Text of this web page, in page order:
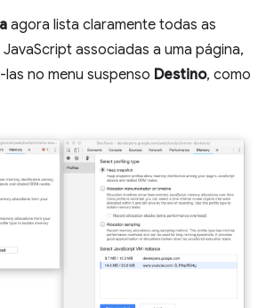
agora lista claramente todas as
associadas a uma página,
no menu suspenso Destino, como